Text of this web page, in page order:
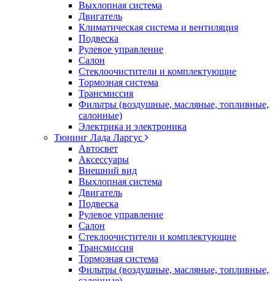
Выхлопная система
Двигатель
Климатическая система и вентиляция
Подвеска
Рулевое управление
Салон
Стеклоочистители и комплектующие
Тормозная система
Трансмиссия
Фильтры (воздушные, масляные, топливные,
салонные)
Электрика и электроника
Тюнинг Лада Ларгус
Автосвет
Аксессуары
Внешний вид
Выхлопная система
Двигатель
Подвеска
Рулевое управление
Салон
Стеклоочистители и комплектующие
Трансмиссия
Тормозная система
Фильтры (воздушные, масляные, топливные,